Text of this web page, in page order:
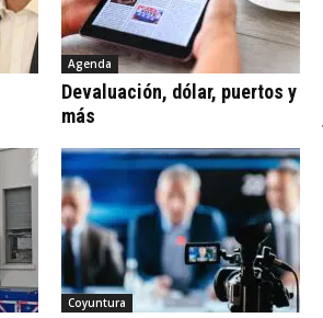
Agenda
Devaluación, dólar, puertos y
más
Coyuntura